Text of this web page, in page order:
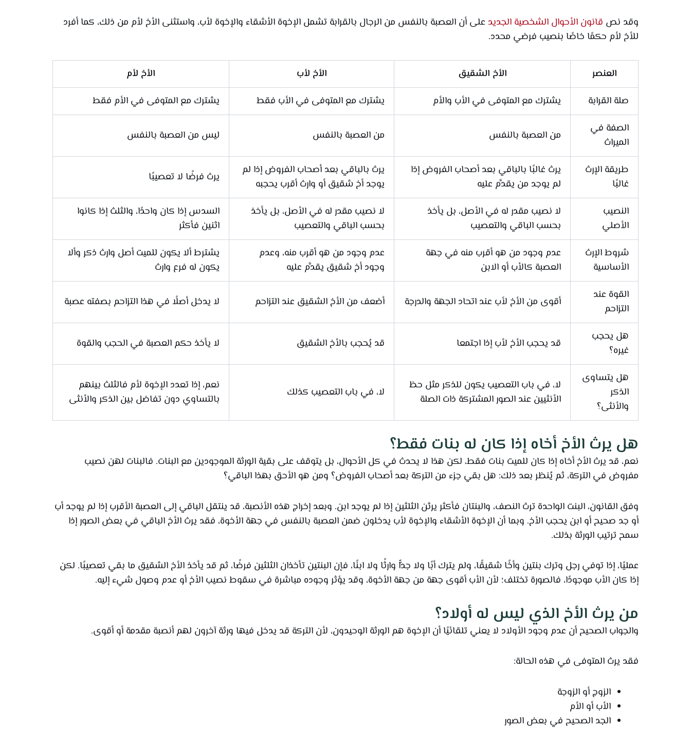
وقد نص قانون الأحوال الشخصية الجديد على أن العصبة بالنفس من الرجال بالقرابة تشمل الإخوة الأشقاء والإخوة لأب، واستثنى الأخ لأم من ذلك، كما أفرد
للأخ لأم حكمًا خاصًا بنصيب فرضي محدد.
العنصر الأخ الشقيق الأخ لأب
الأخ لأم
صلة القرابة
يشترك مع المتوفى في الأب والأم يشترك مع المتوفى في الأب فقط
يشترك مع المتوفى في الأم فقط
الصفة في
الميراث
من العصبة بالنفس من العصبة بالنفس ليس من العصبة بالنفس
طريقة الإرث
غالبًا
يرث غالبًا بالباقي بعد أصحاب الفروض إذا
لم يوجد من يقدَّم عليه
يرث بالباقي بعد أصحاب الفروض إذا لم
يوجد أخ شقيق أو وارث أقرب يحجبه
يرث فرضًا لا تعصيبًا
النصيب
الأصلي
لا نصيب مقدر له في الأصل، بل يأخذ
بحسب الباقي والتعصيب
لا نصيب مقدر له في الأصل، بل يأخذ
بحسب الباقي والتعصيب
السدس إذا كان واحدًا، والثلث إذا كانوا
اثنين فأكثر
شروط الإرث
الأساسية
عدم وجود من هو أقرب منه في جهة
العصبة كالأب أو الابن
عدم وجود من هو أقرب منه، وعدم
وجود أخ شقيق يقدَّم عليه
يشترط ألا يكون للميت أصل وارث ذكر وألا
يكون له فرع وارث
القوة عند
التزاحم
أقوى من الأخ لأب عند اتحاد الجهة والدرجة أضعف من الأخ الشقيق عند التزاحم لا يدخل أصلًا في هذا التزاحم بصفته عصبة
هل يحجب
غيره؟
قد يحجب الأخ لأب إذا اجتمعا قد يُحجب بالأخ الشقيق لا يأخذ حكم العصبة في الحجب والقوة
هل يتساوى
الذكر
والأنثى؟
لا، في باب التعصيب يكون للذكر مثل حظ
الأنثيين عند الصور المشتركة ذات الصلة
لا، في باب التعصيب كذلك
نعم، إذا تعدد الإخوة لأم فالثلث بينهم
بالتساوي دون تفاضل بين الذكر والأنثى
هل يرث الأخ أخاه إذا كان له بنات فقط؟
نعم، قد يرث الأخ أخاه إذا كان للميت بنات فقط، لكن هذا لا يحدث في كل الأحوال، بل يتوقف على بقية الورثة الموجودين مع البنات. فالبنات لهن نصيب
مفروض في التركة، ثم يُنظر بعد ذلك: هل بقي جزء من التركة بعد أصحاب الفروض؟ ومن هو الأحق بهذا الباقي؟
وفق القانون، البنت الواحدة ترث النصف، والبنتان فأكثر يرثن الثلثين إذا لم يوجد ابن. وبعد إخراج هذه الأنصبة، قد ينتقل الباقي إلى العصبة الأقرب إذا لم يوجد أب
أو جد صحيح أو ابن يحجب الأخ. وبما أن الإخوة الأشقاء والإخوة لأب يدخلون ضمن العصبة بالنفس في جهة الأخوة، فقد يرث الأخ الباقي في بعض الصور إذا
سمح ترتيب الورثة بذلك.
عمليًا، إذا توفي رجل وترك بنتين وأخًا شقيقًا، ولم يترك أبًا ولا جدًّا وارثًا ولا ابنًا، فإن البنتين تأخذان الثلثين فرضًا، ثم قد يأخذ الأخ الشقيق ما بقي تعصيبًا. لكن
إذا كان الأب موجودًا، فالصورة تختلف؛ لأن الأب أقوى جهة من جهة الأخوة، وقد يؤثر وجوده مباشرة في سقوط نصيب الأخ أو عدم وصول شيء إليه.
من يرث الأخ الذي ليس له أولاد؟
والجواب الصحيح أن عدم وجود الأولاد لا يعني تلقائيًا أن الإخوة هم الورثة الوحيدون، لأن التركة قد يدخل فيها ورثة آخرون لهم أنصبة مقدمة أو أقوى.
فقد يرث المتوفى في هذه الحالة:
الزوج أو الزوجة
الأب أو الأم
الجد الصحيح في بعض الصور